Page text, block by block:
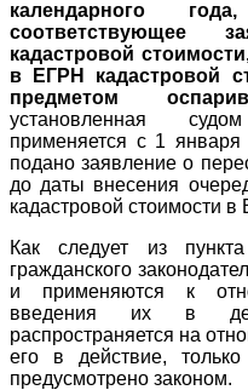
календарного
соответствующее
кадастровой
в ЕГРН кадастровой
предметом
установленная
применяется с 1 января
подано заявление о
до даты внесения
кадастровой стоимости
Как следует из
гражданского
и применяются к
введения их в
распространяется на
его в действие,
предусмотрено законом.